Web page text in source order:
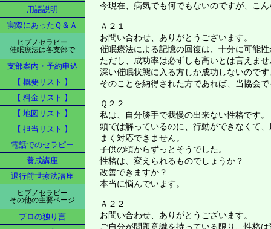
用語説明
実際にあったＱ＆Ａ
ヒプノセラピー
催眠療法は各支部で
支部案内・予約申込
【 概要リスト 】
【 料金リスト 】
【 地図リスト 】
【 担当リスト 】
電話でのセラピー
養成講座
退行前世療法講座
ヒプノセラピー
その他の主要ページ
プロの独り言
今現在、病気でも何でもないのですが、こ
Ａ２１
お問い合わせ、ありがとうございます。
催眠療法による記憶の回復は、十分に可能
ただし、成功率は必ずしも高いとは言えませ
深い催眠状態に入る方しか成功しないのです
そのことを納得された方であれば、当協会
Ｑ２２
私は、自分勝手で我慢の出来ない性格です。
頭では解っているのに、行動ができなくて
まく対応できません。
子供の頃からずっとそうでした。
性格は、変えられるものでしょうか？
改善できますか？
本当に悩んでいます。
Ａ２２
お問い合わせ、ありがとうございます。
ご自分が問題意識を持っている限り、性格